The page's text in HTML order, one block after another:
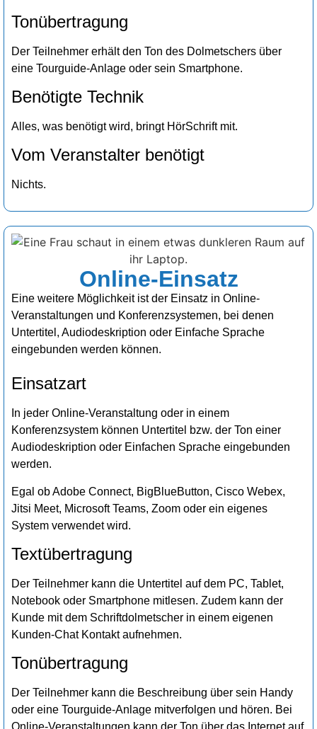
Tonübertragung
Der Teilnehmer erhält den Ton des Dolmetschers über
eine Tourguide-Anlage oder sein Smartphone.
Benötigte Technik
Alles, was benötigt wird, bringt HörSchrift mit.
Vom Veranstalter benötigt
Nichts.
Online-Einsatz
Eine weitere Möglichkeit ist der Einsatz in Online-
Veranstaltungen und Konferenzsystemen, bei denen
Untertitel, Audiodeskription oder Einfache Sprache
eingebunden werden können.
Einsatzart
In jeder Online-Veranstaltung oder in einem
Konferenzsystem können Untertitel bzw. der Ton einer
Audiodeskription oder Einfachen Sprache eingebunden
werden.
Egal ob Adobe Connect, BigBlueButton, Cisco Webex,
Jitsi Meet, Microsoft Teams, Zoom oder ein eigenes
System verwendet wird.
Textübertragung
Der Teilnehmer kann die Untertitel auf dem PC, Tablet,
Notebook oder Smartphone mitlesen. Zudem kann der
Kunde mit dem Schriftdolmetscher in einem eigenen
Kunden-Chat Kontakt aufnehmen.
Tonübertragung
Der Teilnehmer kann die Beschreibung über sein Handy
oder eine Tourguide-Anlage mitverfolgen und hören. Bei